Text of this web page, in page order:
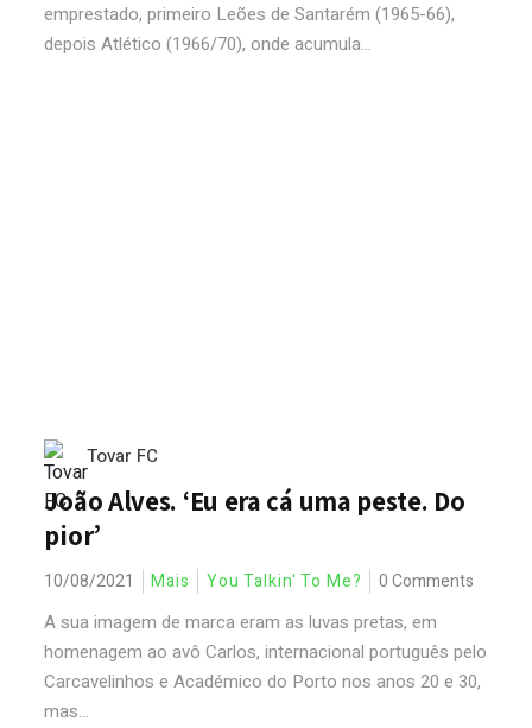
emprestado, primeiro Leões de Santarém (1965-66),
depois Atlético (1966/70), onde acumula...
Tovar FC
João Alves. ‘Eu era cá uma peste. Do
pior’
10/08/2021 Mais You Talkin' To Me? 0 Comments
A sua imagem de marca eram as luvas pretas, em
homenagem ao avô Carlos, internacional português pelo
Carcavelinhos e Académico do Porto nos anos 20 e 30,
mas...